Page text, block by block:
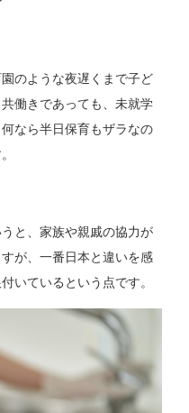
のような夜遅くまで子ど
働きであっても、未就学
なら半日保育もザラなの
と、家族や親戚の協力が
が、一番日本と違いを感
いているという点です。